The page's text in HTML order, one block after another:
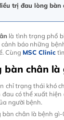
trị đau lòng bàn
là tình trạng phổ
báo những
Cùng MSC Clinic
bàn chân là
chỉ trạng thái khó
đau có thể xuất
người bệnh.